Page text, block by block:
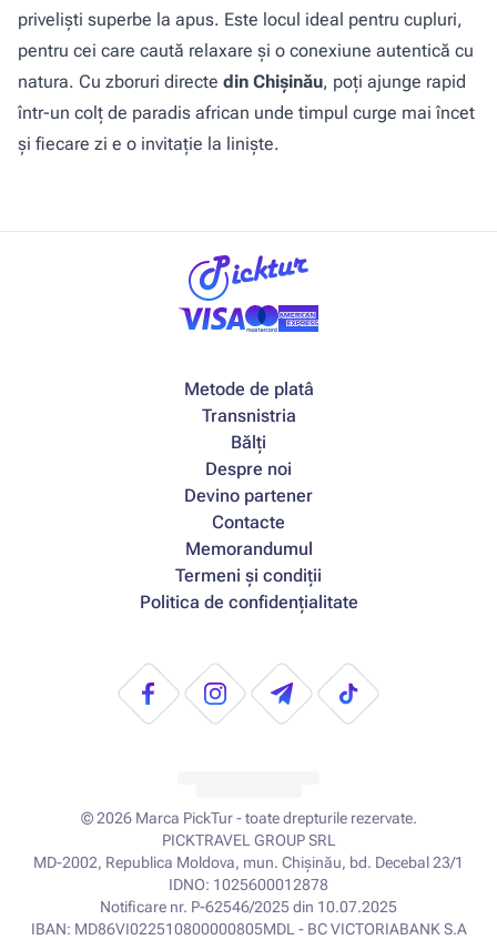
priveliști superbe la apus. Este locul ideal pentru cupluri,
pentru cei care caută relaxare și o conexiune autentică cu
natura. Cu zboruri directe din Chișinău, poți ajunge rapid
într-un colț de paradis african unde timpul curge mai încet
și fiecare zi e o invitație la liniște.
Metode de platâ
Transnistria
Bălți
Despre noi
Devino partener
Contacte
Memorandumul
Termeni și condiții
Politica de confidențialitate
© 2026 Marca PickTur - toate drepturile rezervate.
PICKTRAVEL GROUP SRL
MD-2002, Republica Moldova, mun. Chișinău, bd. Decebal 23/1
IDNO: 1025600012878
Notificare nr. P-62546/2025 din 10.07.2025
IBAN: MD86VI022510800000805MDL - BC VICTORIABANK S.A